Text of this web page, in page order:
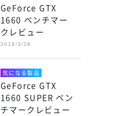
GeForce GTX
1660 ベンチマー
クレビュー
2019/3/28
気になる製品
GeForce GTX
1660 SUPER ベン
チマークレビュー